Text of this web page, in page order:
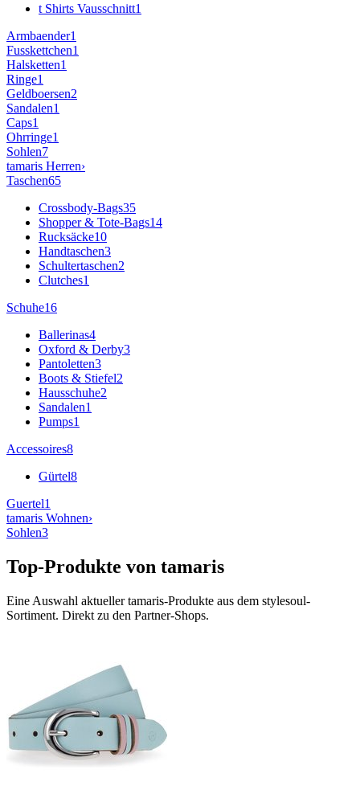
t Shirts Vausschnitt1
Armbaender1
Fusskettchen1
Halsketten1
Ringe1
Geldboersen2
Sandalen1
Caps1
Ohrringe1
Sohlen7
tamaris Herren›
Taschen65
Crossbody-Bags35
Shopper & Tote-Bags14
Rucksäcke10
Handtaschen3
Schultertaschen2
Clutches1
Schuhe16
Ballerinas4
Oxford & Derby3
Pantoletten3
Boots & Stiefel2
Hausschuhe2
Sandalen1
Pumps1
Accessoires8
Gürtel8
Guertel1
tamaris Wohnen›
Sohlen3
Top-Produkte von tamaris
Eine Auswahl aktuellertamaris-Produkte aus dem stylesoul-
Sortiment. Direkt zu den Partner-Shops.